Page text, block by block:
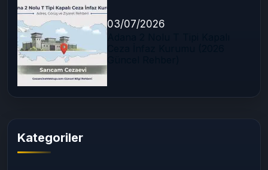
03/07/2026
Kategoriler